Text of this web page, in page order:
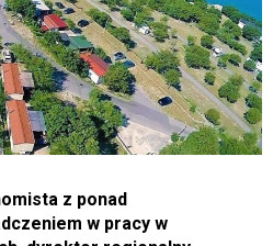
z ponad
w pracy w